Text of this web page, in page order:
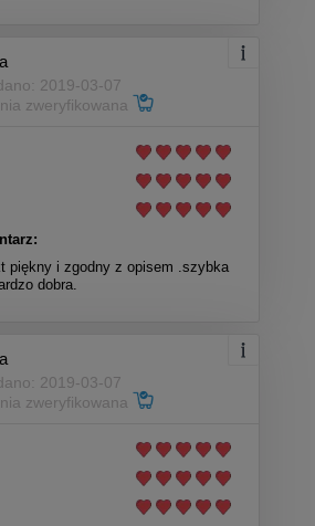
2019-03-07
zweryfikowana
piękny i zgodny z opisem .szybka
dobra.
2019-03-07
zweryfikowana